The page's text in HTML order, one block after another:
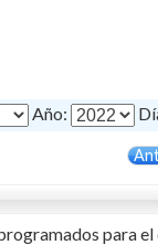
Año:
para el